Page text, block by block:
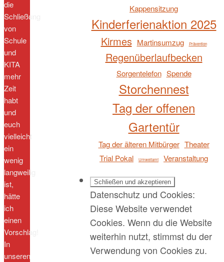
die
Schließung
von
Schule
und
KITA
mehr
Zeit
habt
und
euch
vielleicht
ein
wenig
langweilig
ist,
hätte
ich
einen
Vorschlag!
In
unseren
Kappensitzung
Kinderferienaktion 2025
Kirmes Martinsumzug Prävention
Regenüberlaufbecken
Sorgentelefon Spende
Storchennest
Tag der offenen
Gartentür
Tag der älteren Mitbürger Theater
Trial Pokal
Umweltamt Veranstaltung
Datenschutz und Cookies:
Diese Website verwendet
Cookies. Wenn du die Website
weiterhin nutzt, stimmst du der
Verwendung von Cookies zu.